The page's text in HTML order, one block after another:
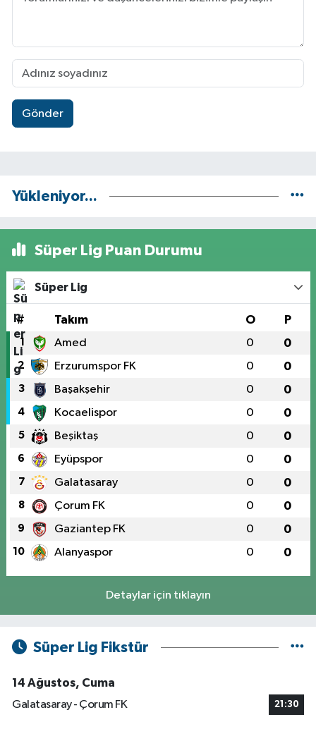
Gönder
Yükleniyor...
Süper Lig Puan Durumu
Süper Lig
# Takım O P
1 Amed 0 0
2 Erzurumspor FK 0 0
3 Başakşehir 0 0
4 Kocaelispor 0 0
5 Beşiktaş 0 0
6 Eyüpspor 0 0
7 Galatasaray 0 0
8 Çorum FK 0 0
9 Gaziantep FK 0 0
10 Alanyaspor 0 0
Detaylar için tıklayın
Süper Lig Fikstür
14 Ağustos, Cuma
Galatasaray - Çorum FK
21:30